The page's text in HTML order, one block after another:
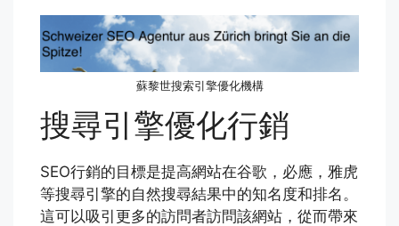
蘇黎世搜索引擎優化機構
搜尋引擎優化行銷
SEO行銷的目標是提高網站在谷歌，必應，雅虎
等搜尋引擎的自然搜尋結果中的知名度和排名。
這可以吸引更多的訪問者訪問該網站，從而帶來